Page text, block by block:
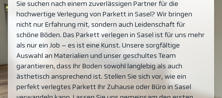
Sie suchen nach einem zuverlässigen Partner für die
hochwertige Verlegung von Parkett in Sasel? Wir bringen
nicht nur Erfahrung mit, sondern auch Leidenschaft für
schöne Böden. Das Parkett verlegen in Sasel ist für uns mehr
als nur ein Job – es ist eine Kunst. Unsere sorgfältige
Auswahl an Materialien und unser geschultes Team
garantieren, dass Ihr Boden sowohl langlebig als auch
ästhetisch ansprechend ist. Stellen Sie sich vor, wie ein
perfekt verlegtes Parkett Ihr Zuhause oder Büro in Sasel